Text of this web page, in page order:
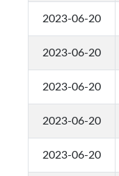
2023-06-20
2023-06-20
2023-06-20
2023-06-20
2023-06-20